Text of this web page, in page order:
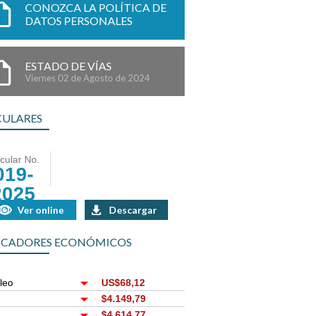
CONOZCA LA POLÍTICA DE
DATOS PERSONALES
ESTADO DE VÍAS
Viernes 02 de Agosto de 2024
No.
Ver online Descargar
ECONÓMICOS
US$68,12
$4.149,79